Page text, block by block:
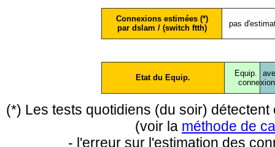
Connexions estimées (*)
par dslam / (switch ftth)
pas
Etat du Equip.
Equip.
conne
(*) Les tests quotidiens (du soir)
(voir la méthode de
- l'erreur sur l'estimation des